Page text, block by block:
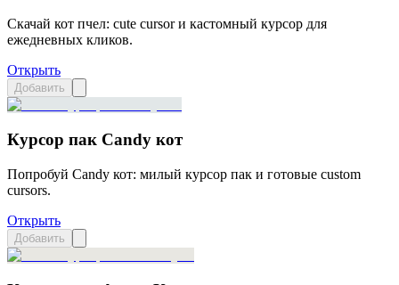
Скачай кот пчел: cute cursor и кастомный курсор для
ежедневных кликов.
Открыть
Добавить
Курсор пак Candy кот
Попробуй Candy кот: милый курсор пак и готовые custom
cursors.
Открыть
Добавить